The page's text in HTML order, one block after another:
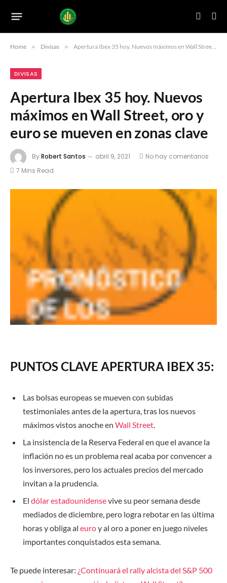
Home » Divisas » Apertura Ibex 35 hoy. Nuevos máximos en Wall Street, oro y euro se mueven en zonas clave
DIVISAS
Apertura Ibex 35 hoy. Nuevos
máximos en Wall Street, oro y
euro se mueven en zonas clave
ByRobert Santos abril 9, 2021
No hay comentarios
7 Mins Read
PUNTOS CLAVE APERTURA IBEX 35:
Las bolsas europeas se mueven con subidas
testimoniales antes de la apertura, tras los nuevos
máximos vistos anoche en Wall Street.
La insistencia de la Reserva Federal en que el avance la
inflación no es un problema real acaba por convencer a
los inversores, pero los actuales precios del mercado
invitan a la prudencia.
El dólar estadounidensevive su peor semana desde
mediados de diciembre, pero logra rebotar en las última
horas y obliga al euroy al oro a poner en juego niveles
importantes conquistados esta semana.
Te puede interesar: ¿Continuará el rally alcista del S&P 500